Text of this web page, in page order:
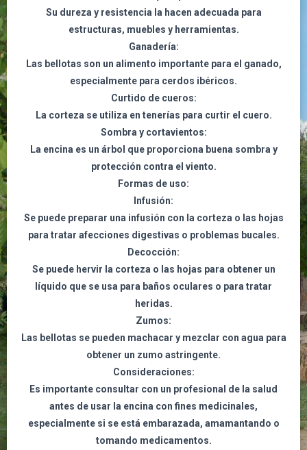
Su dureza y resistencia la hacen adecuada para
estructuras, muebles y herramientas.
Ganadería:
Las bellotas son un alimento importante para el ganado,
especialmente para cerdos ibéricos.
Curtido de cueros:
La corteza se utiliza en tenerías para curtir el cuero.
Sombra y cortavientos:
La encina es un árbol que proporciona buena sombra y
protección contra el viento.
Formas de uso:
Infusión:
Se puede preparar una infusión con la corteza o las hojas
para tratar afecciones digestivas o problemas bucales.
Decocción:
Se puede hervir la corteza o las hojas para obtener un
líquido que se usa para baños oculares o para tratar
heridas.
Zumos:
Las bellotas se pueden machacar y mezclar con agua para
obtener un zumo astringente.
Consideraciones:
Es importante consultar con un profesional de la salud
antes de usar la encina con fines medicinales,
especialmente si se está embarazada, amamantando o
tomando medicamentos.